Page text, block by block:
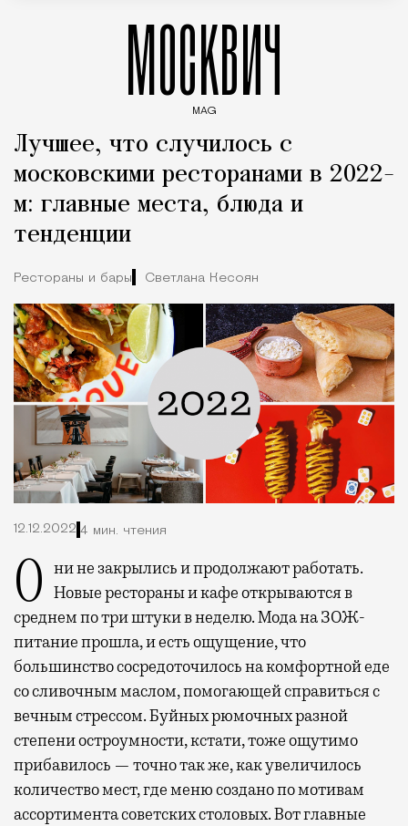
МОСКВИЧ
MAG
Лучшее, что случилось с
московскими ресторанами в 2022-
м: главные места, блюда и
тенденции
Рестораны и бары Светлана Кесоян
12.12.2022 4 мин. чтения
Они не закрылись и продолжают работать. Новые рестораны и кафе открываются в
среднем по три штуки в неделю. Мода на ЗОЖ-
питание прошла, и есть ощущение, что
большинство сосредоточилось на комфортной еде
со сливочным маслом, помогающей справиться с
вечным стрессом. Буйных рюмочных разной
степени остроумности, кстати, тоже ощутимо
прибавилось — точно так же, как увеличилось
количество мест, где меню создано по мотивам
ассортимента советских столовых. Вот главные